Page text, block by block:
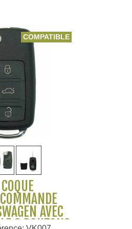
COMPATIBLE
COQUE
AVEC
3 BOUTONS